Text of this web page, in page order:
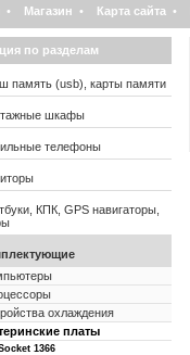
• Магазин • Карта сайта •
по разделам
память (usb), карты памяти
шкафы
телефоны
КПК, GPS навигаторы,
охлаждения
платы
1366